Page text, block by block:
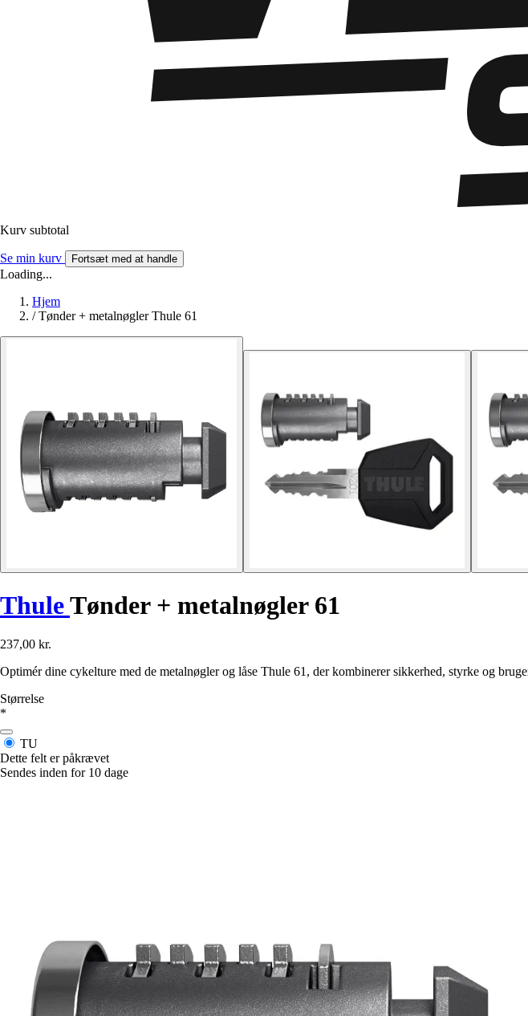
Kurv subtotal
Se min kurv Fortsæt med at handle
Loading...
Hjem
/ Tønder + metalnøgler Thule 61
ThuleTønder + metalnøgler 61
237,00 kr.
Optimér dine cykelture med de metalnøgler og låse Thule 61, der kombinerer sikkerhed, styrke og
Størrelse
*
TU
Dette felt er påkrævet
Sendes inden for 10 dage